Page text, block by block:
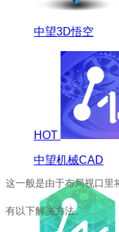
中望3D悟空
HOT
中望机械CAD
这一般是由于布局视口里
有以下解决方法。